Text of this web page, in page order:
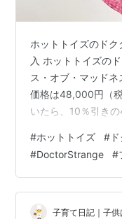
ホットトイズのド
入 ホットトイズの
ス・オブ・マッド
価格は48,000円（
いたら、10％引き
で販売されていたか
28,800円と安くな
トレンジが好きで
マントをスパイダ
思ったから。 ドク
#ホットトイズ #
#DoctorStrange #
子育て日記｜子